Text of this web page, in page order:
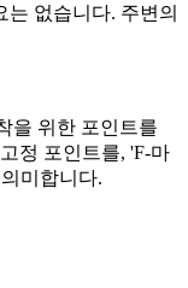
없습니다. 주변의
을 위한 포인트를
정 포인트를, 'F-마
미합니다.